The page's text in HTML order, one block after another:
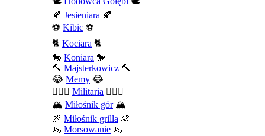
🍂 Jesieniara 🍂
⚽ Kibic ⚽
🐈 Kociara 🐈
🐎 Koniara 🐎
🔨 Majsterkowicz 🔨
😂 Memy 😂
💂🏻‍♂️ Militaria 💂🏻‍♂️
🏔️ Miłośnik gór🏔️
🍖 Miłośnik grilla 🍖
🦦 Morsowanie 🦦